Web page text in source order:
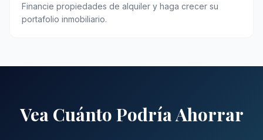
Financie propiedades de alquiler y haga crecer su
portafolio inmobiliario.
Vea Cuánto Podría Ahorrar